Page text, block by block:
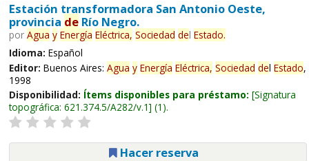
Estación transformadora San Antonio Oeste,
provincia deRío Negro.
por Agua y Energía Eléctrica, Sociedad del Estado.
Idioma: Español
Editor: Buenos Aires: Agua y Energía Eléctrica, Sociedad del Estado,
1998
Disponibilidad: Ítems disponibles para préstamo: Signatura
topográfica: 621.374.5/A282/v.1 (1).
Hacer reserva